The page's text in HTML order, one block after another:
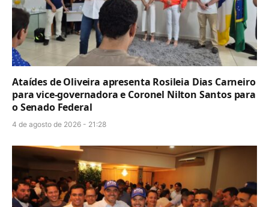
Ataídes de Oliveira apresenta Rosileia Dias Carneiro
para vice-governadora e Coronel Nilton Santos para
o Senado Federal
4 de agosto de 2026 - 21:28